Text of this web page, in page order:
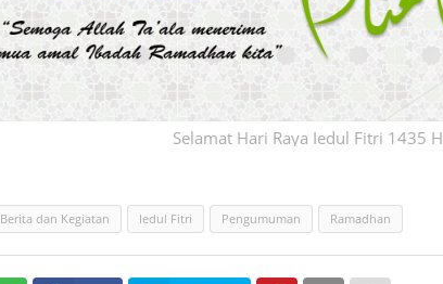
Selamat Hari Raya Iedul Fitri 1435 H
Berita dan Kegiatan Iedul Fitri Pengumuman Ramadhan